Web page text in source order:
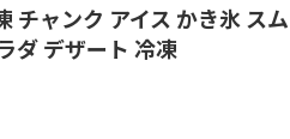
チャンク アイス かき氷 スム
ダ デザート 冷凍